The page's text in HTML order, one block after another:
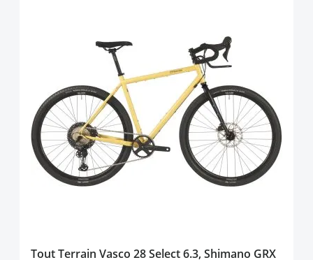
Tout Terrain Vasco 28 Select 6.3, Shimano GRX